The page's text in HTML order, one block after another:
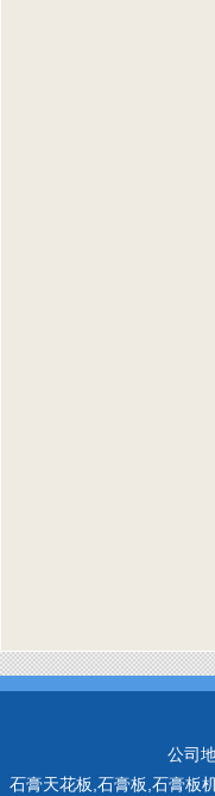
公司
石膏天花板,石膏板,石膏板